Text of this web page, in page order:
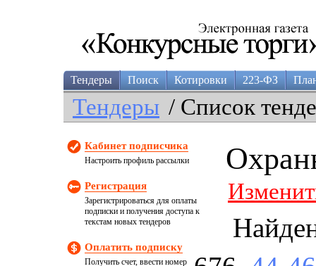
Тендеры Поиск Котировки 223-ФЗ
Тендеры / Список
Кабинет подписчика
Настроить профиль рассылки
Регистрация
Зарегистрироваться для оплаты
подписки и получения доступа к
текстам новых тендеров
Оплатить подписку
Получить счет, ввести номер